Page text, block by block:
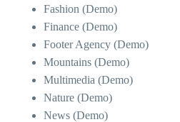
Fashion (Demo)
Finance (Demo)
Footer Agency (Demo)
Mountains (Demo)
Multimedia (Demo)
Nature (Demo)
News (Demo)